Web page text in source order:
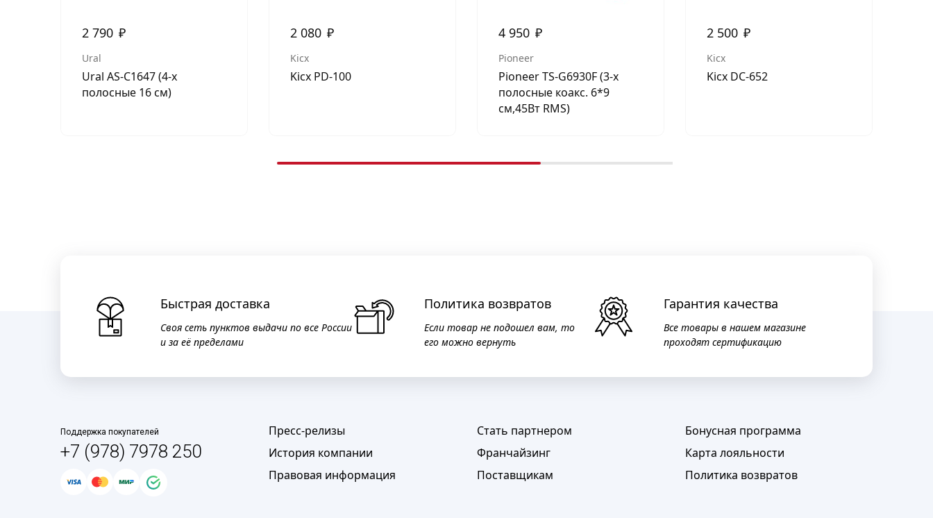
2 790 ₽
Ural
Ural AS-C1647 (4-х
полосные 16 см)
2 080 ₽
Kicx
Kicx PD-100
4 950 ₽
Pioneer
Pioneer TS-G6930F (3-х
полосные коакс. 6*9
см,45Вт RMS)
2 500 ₽
Kicx
Kicx DC-652
Быстрая доставка
Своя сеть пунктов выдачи по все России
и за её пределами
Политика возвратов
Если товар не подошел вам, то
его можно вернуть
Гарантия качества
Все товары в нашем магазине
проходят сертификацию
Поддержка покупателей
+7 (978) 7978 250
Пресс-релизы
История компании
Правовая информация
Стать партнером
Франчайзинг
Поставщикам
Бонусная программа
Карта лояльности
Политика возвратов